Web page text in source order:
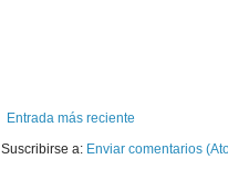
Entrada más reciente
Suscribirse a: Enviar comentarios